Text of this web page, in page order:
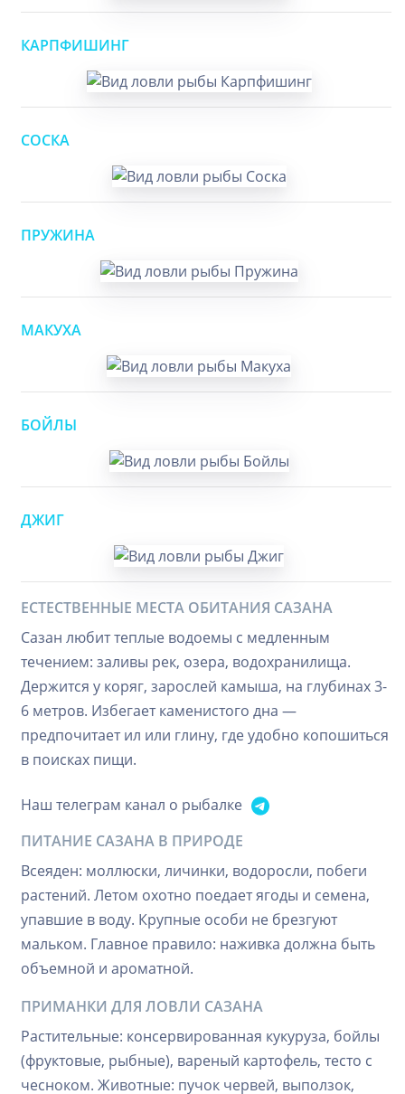
КАРПФИШИНГ
СОСКА
ПРУЖИНА
МАКУХА
БОЙЛЫ
ДЖИГ
ЕСТЕСТВЕННЫЕ МЕСТА ОБИТАНИЯ САЗАНА
Сазан любит теплые водоемы с медленным
течением: заливы рек, озера, водохранилища.
Держится у коряг, зарослей камыша, на глубинах 3-
6 метров. Избегает каменистого дна —
предпочитает ил или глину, где удобно копошиться
в поисках пищи.
Наш телеграм канал о рыбалке
ПИТАНИЕ САЗАНА В ПРИРОДЕ
Всеяден: моллюски, личинки, водоросли, побеги
растений. Летом охотно поедает ягоды и семена,
упавшие в воду. Крупные особи не брезгуют
мальком. Главное правило: наживка должна быть
объемной и ароматной.
ПРИМАНКИ ДЛЯ ЛОВЛИ САЗАНА
Растительные: консервированная кукуруза, бойлы
(фруктовые, рыбные), вареный картофель, тесто с
чесноком. Животные: пучок червей, выползок,